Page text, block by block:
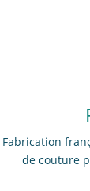
Fabrication
de couture